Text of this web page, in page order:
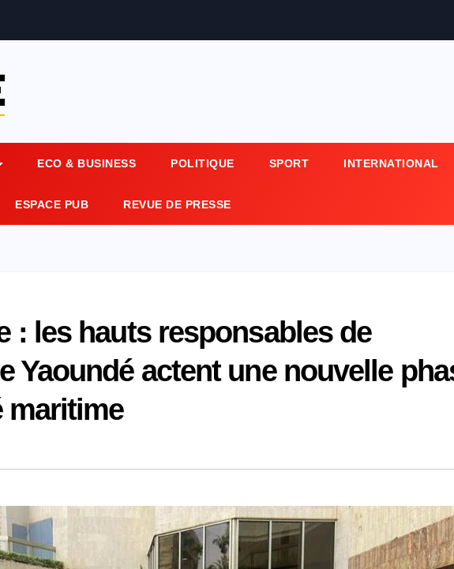
ECO & BUSINESS POLITIQUE SPORT INTERNATIONAL
ESPACE PUB REVUE DE PRESSE
: les hauts responsables de
Yaoundé actent une nouvelle
maritime